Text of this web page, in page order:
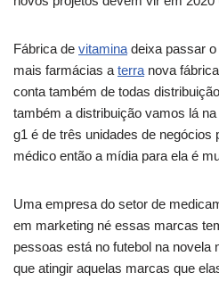
Fábrica de vitamina deixa passar
mais farmácias a terra nova
conta também de todas
também a distribuição vamos lá
g1 é de três unidades de negócios
médico então a mídia para ela é
Uma empresa do setor de
em marketing né essas marcas
pessoas está no futebol na novela
que atingir aquelas marcas que